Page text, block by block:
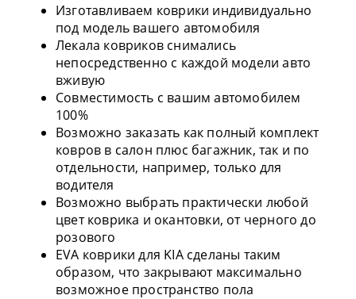
Изготавливаем коврики индивидуально
под модель вашего автомобиля
Лекала ковриков снимались
непосредственно с каждой модели авто
вживую
Совместимость с вашим автомобилем
100%
Возможно заказать как полный комплект
ковров в салон плюс багажник, так и по
отдельности, например, только для
водителя
Возможно выбрать практически любой
цвет коврика и окантовки, от черного до
розового
EVA коврики для KIA сделаны таким
образом, что закрывают максимально
возможное пространство пола